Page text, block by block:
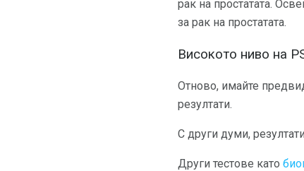
рак на простатата.
за рак на простатата.
Високото ниво на
Отново, имайте
резултати.
С други думи,
Други тестове като